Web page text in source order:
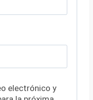
electrónico y